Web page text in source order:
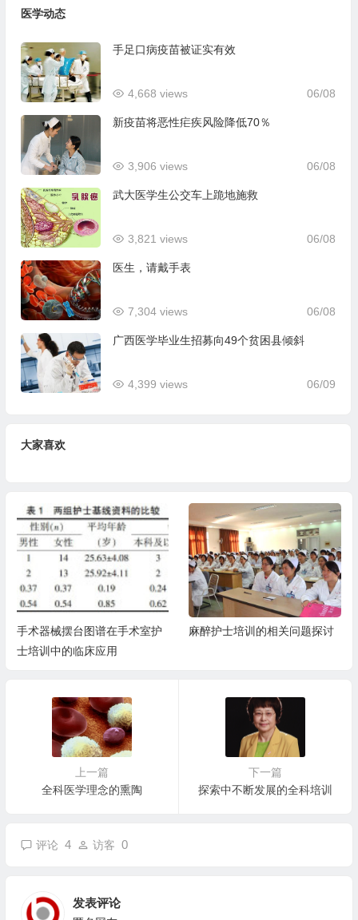
医学动态
手足口病疫苗被证实有效
06/08
4,668 views
新疫苗将恶性疟疾风险降低70％
06/08
3,906 views
武大医学生公交车上跪地施救
06/08
3,821 views
医生，请戴手表
06/08
7,304 views
广西医学毕业生招募向49个贫困县倾斜
06/09
4,399 views
大家喜欢
室护 麻醉护士培训的相关问题探讨
住院医师规范化培训+专
上一篇
全科医学理念的熏陶
下一篇
探索中不断发展的全科培训
评论 4 访客 0
发表评论